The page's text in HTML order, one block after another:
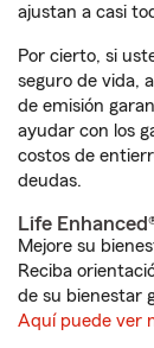
ajustan a casi
Por cierto, si
seguro de vida,
de emisión
ayudar con los
costos de
deudas.
Life
Mejore su
Reciba
de su bienestar
Aquí puede ver